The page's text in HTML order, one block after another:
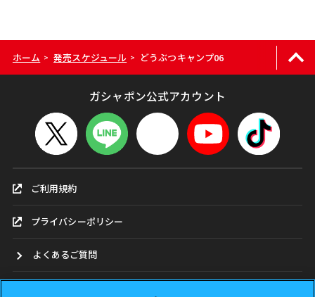
ホーム > 発売スケジュール > どうぶつキャンプ06
ガシャポン公式アカウント
ご利用規約
プライバシーポリシー
よくあるご質問